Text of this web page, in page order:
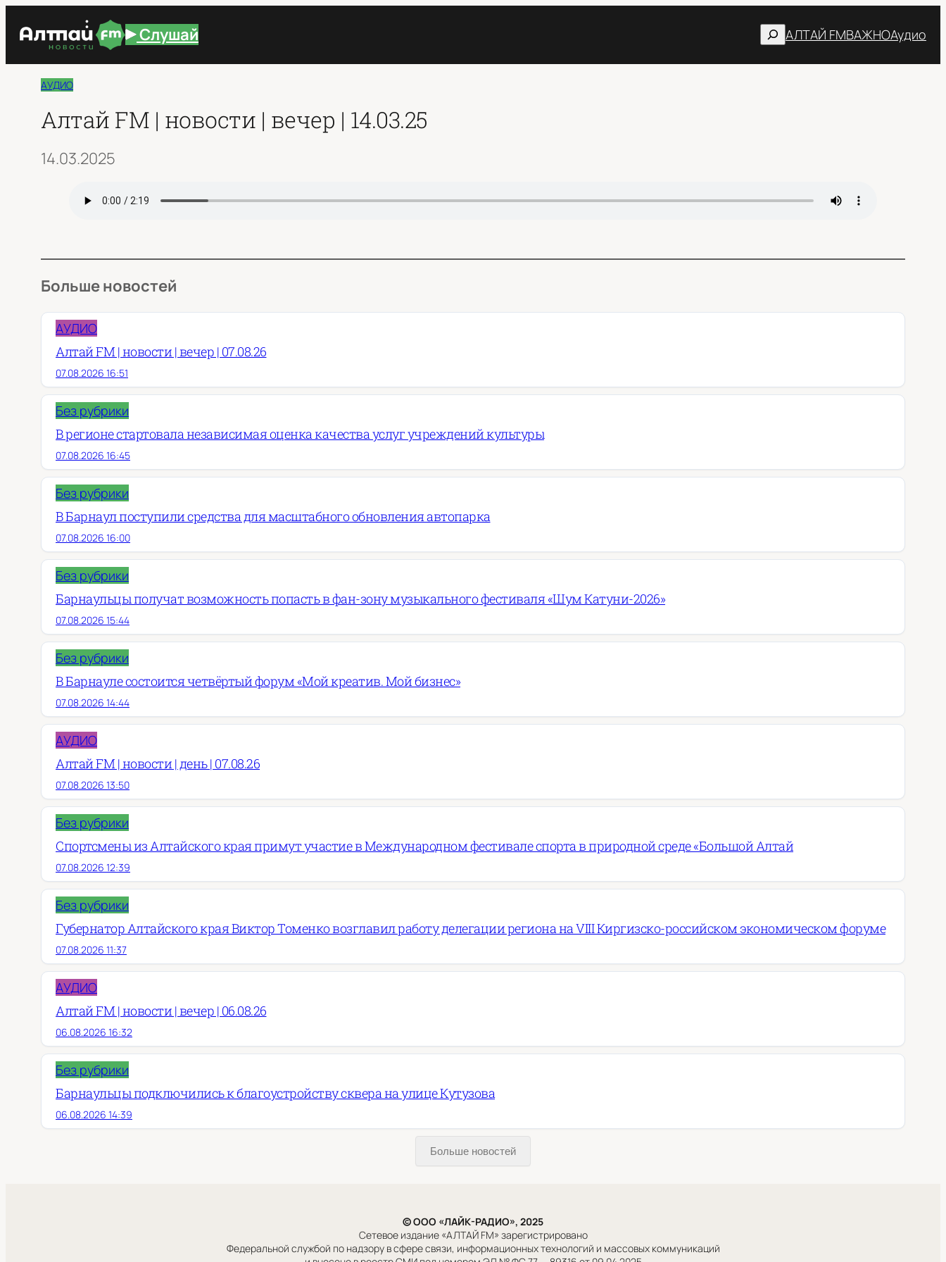
Слушай ПоискАЛТАЙ FMВАЖНОАудио
АУДИО
Алтай FM | новости | вечер | 14.03.25
14.03.2025
Больше новостей
АУДИО
Алтай FM | новости | вечер | 07.08.26
07.08.2026 16:51
Без рубрики
В регионе стартовала независимая оценка качества услуг учреждений культуры
07.08.2026 16:45
Без рубрики
В Барнаул поступили средства для масштабного обновления автопарка
07.08.2026 16:00
Без рубрики
Барнаульцы получат возможность попасть в фан-зону музыкального фестиваля «Шум Катуни-2026»
07.08.2026 15:44
Без рубрики
В Барнауле состоится четвёртый форум «Мой креатив. Мой бизнес»
07.08.2026 14:44
АУДИО
Алтай FM | новости | день | 07.08.26
07.08.2026 13:50
Без рубрики
Спортсмены из Алтайского края примут участие в Международном фестивале спорта в природной среде «Большой Алтай
07.08.2026 12:39
Без рубрики
Губернатор Алтайского края Виктор Томенко возглавил работу делегации региона на VIII Киргизско-российском экономическом форуме
07.08.2026 11:37
АУДИО
Алтай FM | новости | вечер | 06.08.26
06.08.2026 16:32
Без рубрики
Барнаульцы подключились к благоустройству сквера на улице Кутузова
06.08.2026 14:39
Больше новостей
© ООО «ЛАЙК-РАДИО», 2025
Сетевое издание «АЛТАЙ FM» зарегистрировано
Федеральной службой по надзору в сфере связи, информационных технологий и массовых коммуникаций